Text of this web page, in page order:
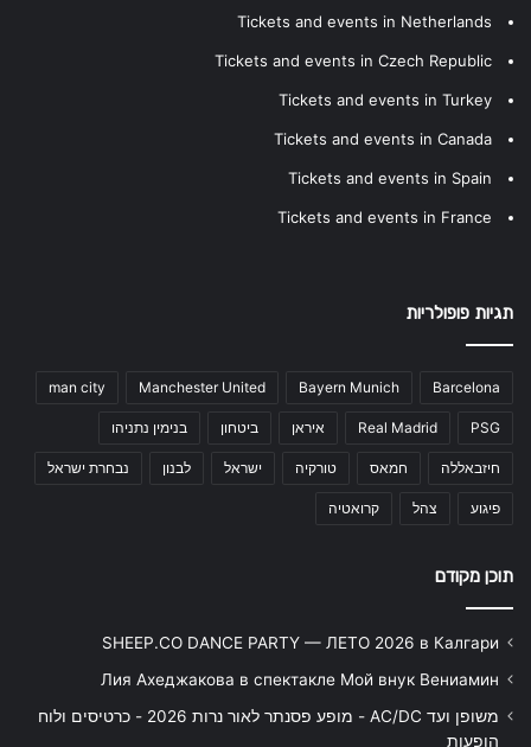
Tickets and events in Netherlands
Tickets and events in Czech Republic
Tickets and events in Turkey
Tickets and events in Canada
Tickets and events in Spain
Tickets and events in France
תגיות פופולריות
Barcelona
Bayern Munich
Manchester United
man city
PSG
Real Madrid איראן ביטחון בנימין נתניהו
חיזבאללה חמאס טורקיה ישראל לבנון נבחרת ישראל
פיגוע צהל קרואטיה
תוכן מקודם
SHEEP.CO DANCE PARTY — ЛЕТО 2026 в Калгари
Лия Ахеджакова в спектакле Мой внук Вениамин
משופן ועד AC/DC - מופע פסנתר לאור נרות 2026 - כרטיסים ולוח
הופעות